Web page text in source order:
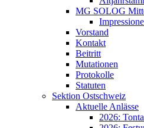
MG SOLOG
Vorstand
Kontakt
Beitritt
Mutationen
Protokolle
Statuten
Sektion Ostschweiz
Aktuelle Anlässe
2026: